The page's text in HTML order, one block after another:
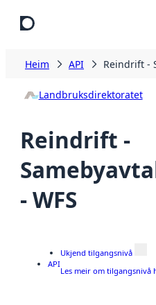
Heim API Reindrift -
Landbruksdirektoratet
Reindrift -
- WFS
API
Ukjend tilgangsnivå
Les meir om tilgangsnivå